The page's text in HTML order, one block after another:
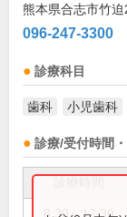
熊本県合志市竹迫
096-247-3300
診療科目
歯科 小児歯科
診療/受付時間
8:30～12:30